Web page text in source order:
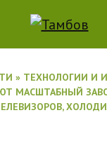
» ТЕХНОЛОГИИ И
МАСШТАБНЫЙ